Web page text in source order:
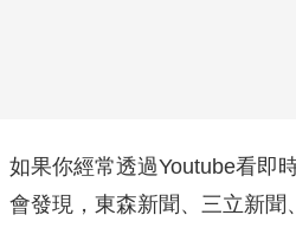
如果你經常透過Youtube看即
會發現，東森新聞、三立新聞